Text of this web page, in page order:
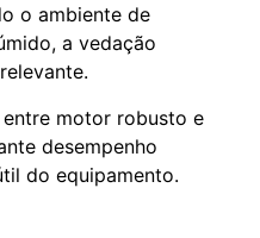
o ambiente de
a vedação
motor robusto e
desempenho
do equipamento.